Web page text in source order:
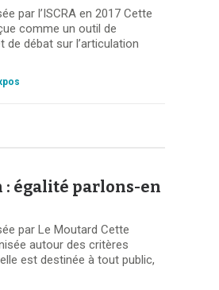
par l’ISCRA en 2017 Cette
comme un outil de
de débat sur l’articulation
: égalité parlons-en
par Le Moutard Cette
autour des critères
est destinée à tout public,